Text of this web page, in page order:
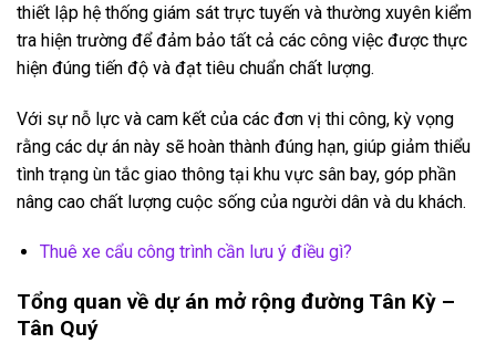
thiết lập hệ thống giám sát trực tuyến và thường xuyên kiểm
tra hiện trường để đảm bảo tất cả các công việc được thực
hiện đúng tiến độ và đạt tiêu chuẩn chất lượng.
Với sự nỗ lực và cam kết của các đơn vị thi công, kỳ vọng
rằng các dự án này sẽ hoàn thành đúng hạn, giúp giảm thiểu
tình trạng ùn tắc giao thông tại khu vực sân bay, góp phần
nâng cao chất lượng cuộc sống của người dân và du khách.
Thuê xe cẩu công trình cần lưu ý điều gì?
Tổng quan về dự án mở rộng đường Tân Kỳ –
Tân Quý